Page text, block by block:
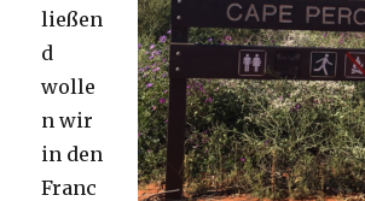
ließen
d
wolle
n wir
in den
Franc